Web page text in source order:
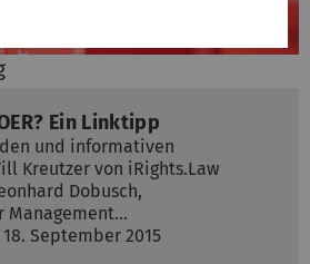
Ein Linktipp
und informativen
Kreutzer von iRights.Law
Dobusch,
Management…
September 2015